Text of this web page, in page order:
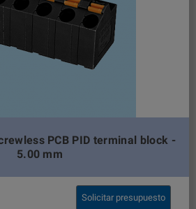
PCB PID terminal block -
5.00 mm
Solicitar presupuesto